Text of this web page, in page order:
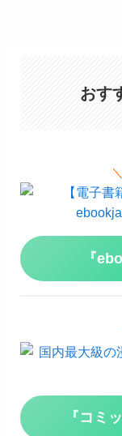
おす
＼
『
『コミ